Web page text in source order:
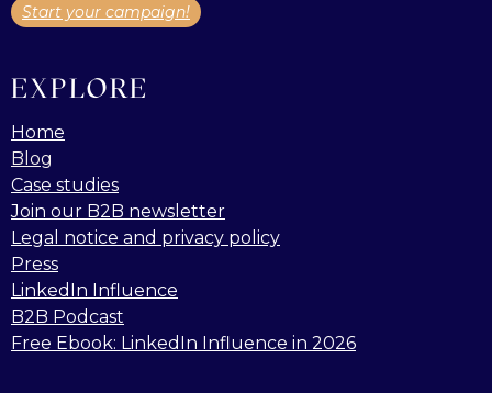
Start your campaign!
EXPLORE
Home
Blog
Case studies
Join our B2B newsletter
Legal notice and privacy policy
Press
LinkedIn Influence
B2B Podcast
Free Ebook: LinkedIn Influence in 2026